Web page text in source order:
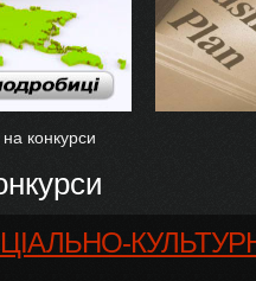
конкурси